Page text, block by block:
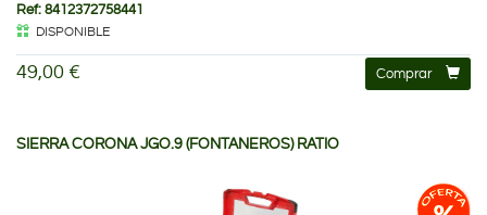
Ref: 8412372758441
DISPONIBLE
49,00 € Comprar
SIERRA CORONA JGO.9 (FONTANEROS) RATIO